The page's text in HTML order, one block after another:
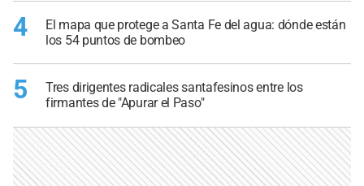
4
El mapa que protege a Santa Fe del agua: dónde están
los 54 puntos de bombeo
5
Tres dirigentes radicales santafesinos entre los
firmantes de "Apurar el Paso"